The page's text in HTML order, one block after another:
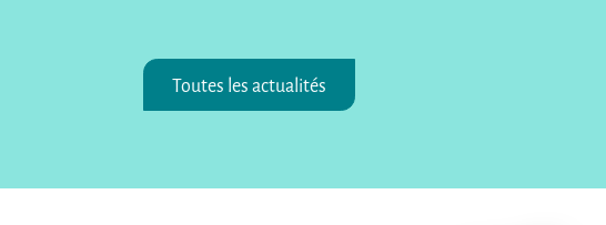
Toutes les actualités